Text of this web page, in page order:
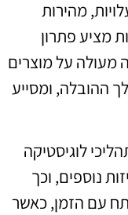
מהירות
מציע פתרון
מעולה על מוצרים
ההובלה, ומסייע
לוגיסטיקה
נוספים, וכך
עם הזמן, כאשר